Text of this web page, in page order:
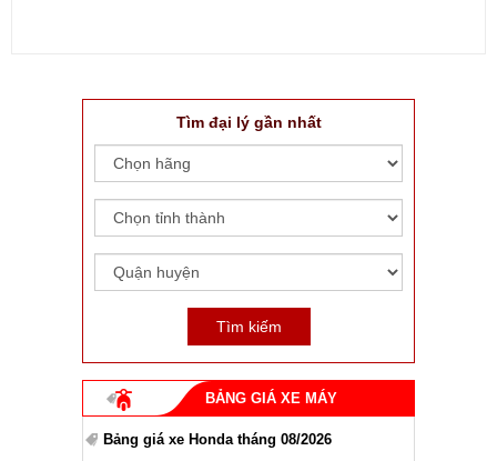
Tìm đại lý gần nhất
BẢNG GIÁ XE MÁY
Bảng giá xe Honda tháng 08/2026